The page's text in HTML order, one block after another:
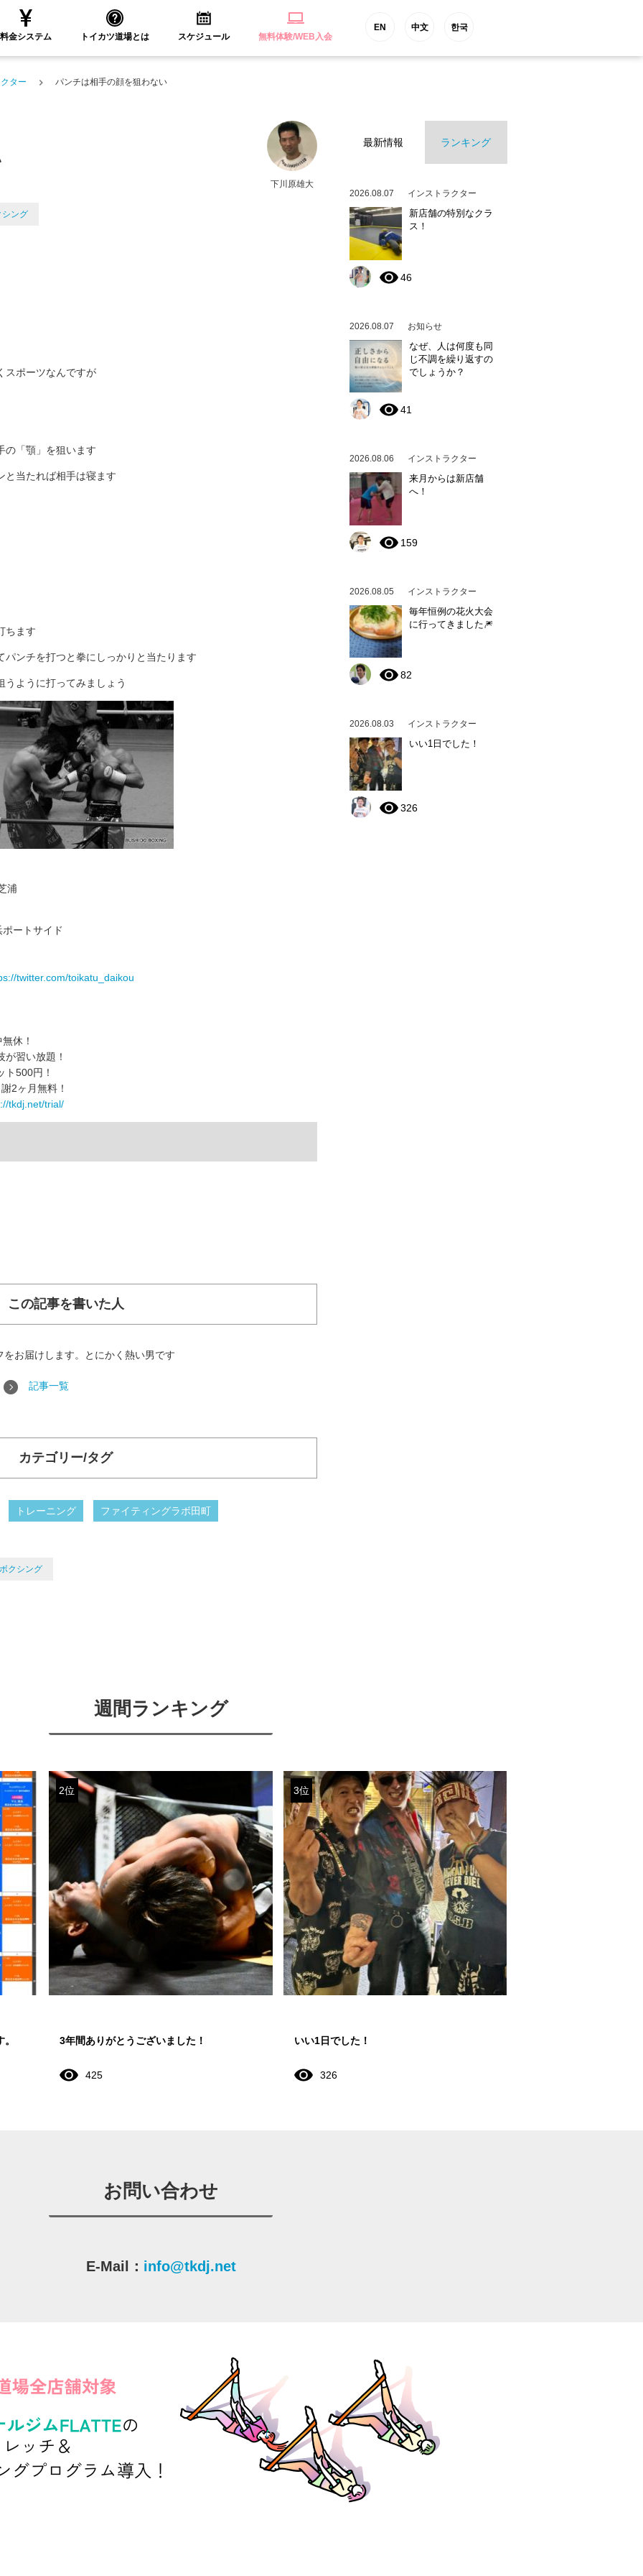
料金システム トイカツ道場とは スケジュール 無料体験/WEB入会
EN 中文 한국
ター パンチは相手の顔を狙わない
下川原雄大
シング
スポーツなんですが
の「顎」を狙います
と当たれば相手は寝ます
ちます
ンチを打つと拳にしっかりと当たります
ように打ってみましょう
浦
ートサイド
twitter.com/toikatu_daikou
休！
習い放題！
500円！
2ヶ月無料！
tkdj.net/trial/
この記事を書いた人
お届けします。とにかく熱い男です
記事一覧
カテゴリー/タグ
トレーニング ファイティングラボ田町
クシング
最新情報 ランキング
2026.08.07 インストラクター
新店舗の特別なクラ
ス！
46
2026.08.07 お知らせ
なぜ、人は何度も同
じ不調を繰り返すの
でしょうか？
41
2026.08.06 インストラクター
来月からは新店舗
へ！
159
2026.08.05 インストラクター
毎年恒例の花火大会
に行ってきました🎆
82
2026.08.03 インストラクター
いい1日でした！
326
週間ランキング
2位
3年間ありがとうございました！
425
3位
いい1日でした！
326
お問い合わせ
E-Mail： info@tkdj.net